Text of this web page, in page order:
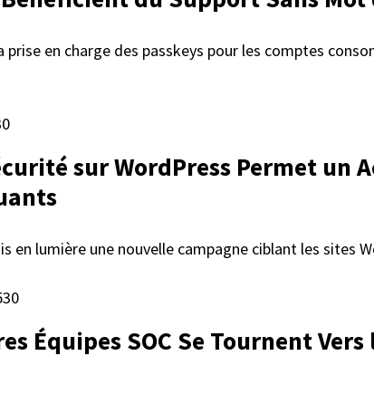
prise en charge des passkeys pour les comptes
sur WordPress Permet un
en lumière une nouvelle campagne ciblant les sites
Équipes SOC Se Tournent